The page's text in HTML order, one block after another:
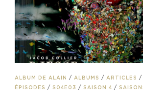
CAT
LINKS
ALBUM DE ALAIN / ALBUMS / ARTICLES /
ÉPISODES / S04E03 / SAISON 4 /